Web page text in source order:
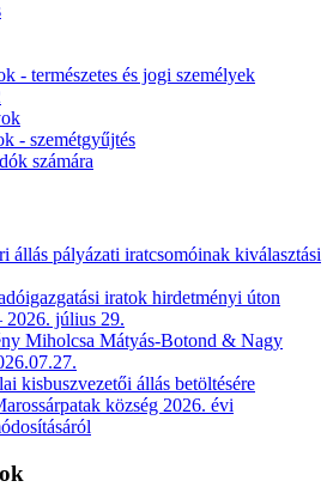
- természetes és jogi személyek
- szemétgyűjtés
számára
állás pályázati iratcsomóinak kiválasztási
iratok hirdetményi úton
2026. július 29.
Miholcsa Mátyás-Botond & Nagy
kisbuszvezetői állás betöltésére
község 2026. évi